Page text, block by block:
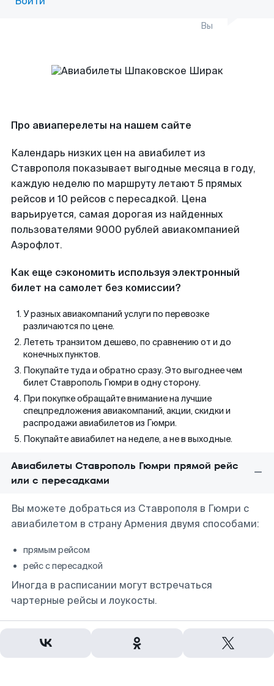
Вы
Про авиаперелеты на нашем сайте
Календарь низких цен на авиабилет из
Ставрополя показывает выгодные месяца в году,
каждую неделю по маршруту летают 5 прямых
рейсов и 10 рейсов с пересадкой. Цена
варьируется, самая дорогая из найденных
пользователями 9000 рублей авиакомпанией
Аэрофлот.
Как еще сэкономить используя электронный
билет на самолет без комиссии?
У разных авиакомпаний услуги по перевозке
различаются по цене.
Лететь транзитом дешево, по сравнению от и до
конечных пунктов.
Покупайте туда и обратно сразу. Это выгоднее чем
билет Ставрополь Гюмри в одну сторону.
При покупке обращайте внимание на лучшие
спецпредложения авиакомпаний, акции, скидки и
распродажи авиабилетов из Гюмри.
Покупайте авиабилет на неделе, а не в выходные.
Авиабилеты Ставрополь Гюмри прямой рейс
или с пересадками
Вы можете добраться из Ставрополя в Гюмри с
авиабилетом в страну Армения двумя способами:
прямым рейсом
рейс с пересадкой
Иногда в расписании могут встречаться
чартерные рейсы и лоукосты.